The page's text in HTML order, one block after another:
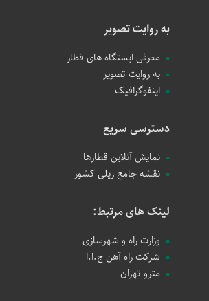
به روایت تصویر
معرفی ایستگاه های قطار
به روایت تصویر
اینفوگرافیک
دسترسی سریع
نمایش آنلاین قطارها
نقشه جامع ریلی کشور
لینک های مرتبط:
وزارت راه و شهرسازی
شرکت راه آهن ج.ا.ا
مترو تهران